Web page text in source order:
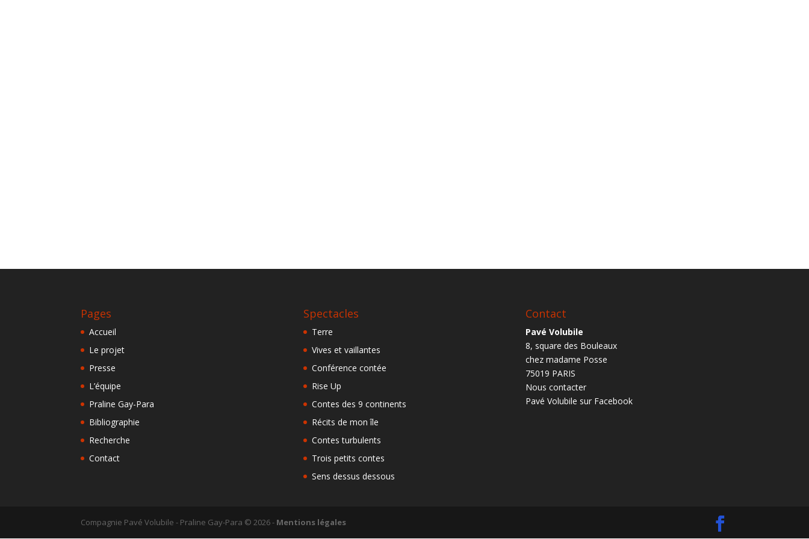
Pages
Accueil
Le projet
Presse
L’équipe
Praline Gay-Para
Bibliographie
Recherche
Contact
Spectacles
Terre
Vives et vaillantes
Conférence contée
Rise Up
Contes des 9 continents
Récits de mon île
Contes turbulents
Trois petits contes
Sens dessus dessous
Contact
Pavé Volubile
8, square des Bouleaux
chez madame Posse
75019 PARIS
Nous contacter
Pavé Volubile sur Facebook
Compagnie Pavé Volubile - Praline Gay-Para ©2026- Mentions légales